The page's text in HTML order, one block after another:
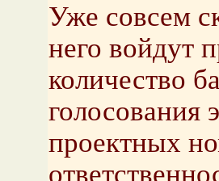
Уже совсем
него войдут
количество
голосования
проектных